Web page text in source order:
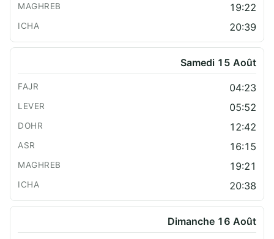
19:22
20:39
Samedi 15 Août
04:23
05:52
12:42
16:15
19:21
20:38
Dimanche 16 Août